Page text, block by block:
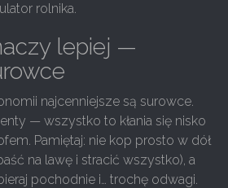
rolnika.
lepiej —
najcenniejsze są surowce.
— wszystko to kłania się nisko
Pamiętaj: nie kop prosto w dół
na lawę i stracić wszystko), a
pochodnie i… trochę odwagi.